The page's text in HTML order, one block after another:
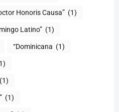
Honoris Causa” (1)
Latino” (1)
“Dominicana (1)
(1)
(1)